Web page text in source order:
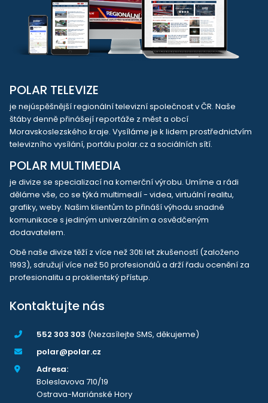
POLAR TELEVIZE
je nejúspěšnější regionální televizní společnost v ČR. Naše
štáby denně přinášejí reportáže z měst a obcí
Moravskoslezského kraje. Vysíláme je k lidem prostřednictvím
televizního vysílání, portálu polar.cz a sociálních sítí.
POLAR MULTIMEDIA
je divize se specializací na komerční výrobu. Umíme a rádi
děláme vše, co se týká multimedií - videa, virtuální realitu,
grafiky, weby. Našim klientům to přináší výhodu snadné
komunikace s jediným univerzálním a osvědčeným
dodavatelem.
Obě naše divize těží z více než 30ti let zkušeností (založeno
1993), sdružují více než 50 profesionálů a drží řadu ocenění za
profesionalitu a proklientský přístup.
Kontaktujte nás
552 303 303 (Nezasílejte SMS, děkujeme)
polar@polar.cz
Adresa:
Boleslavova 710/19
Ostrava-Mariánské Hory